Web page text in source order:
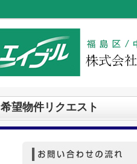
希望物件リクエスト